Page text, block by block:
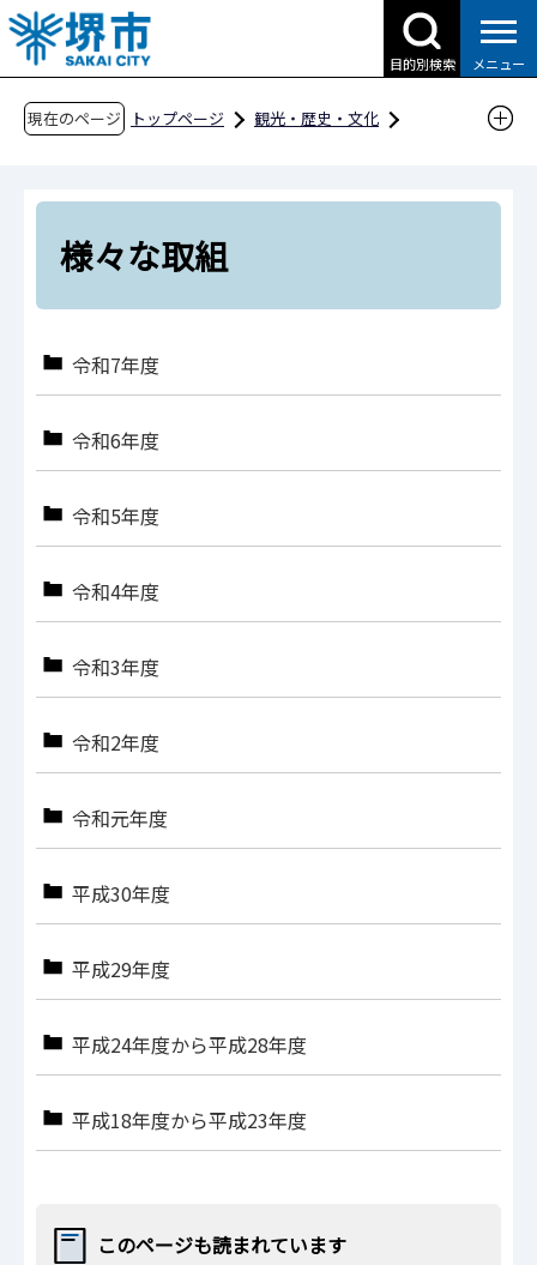
こ
の
ペ
目的別検索 メニュー
現在のページ トップページ
観光・歴史・文化
世界遺産「百舌鳥・古市古墳群」
様々な取組
様々な取組
令和7年度
令和6年度
令和5年度
令和4年度
令和3年度
令和2年度
令和元年度
平成30年度
平成29年度
平成24年度から平成28年度
平成18年度から平成23年度
このページも読まれています